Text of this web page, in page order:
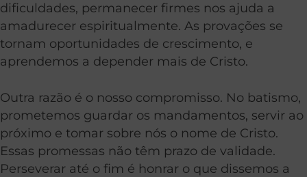
dificuldades, permanecer firmes nos ajuda a
amadurecer espiritualmente. As provações se
tornam oportunidades de crescimento, e
aprendemos a depender mais de Cristo.
Outra razão é o nosso compromisso. No batismo,
prometemos guardar os mandamentos, servir ao
próximo e tomar sobre nós o nome de Cristo.
Essas promessas não têm prazo de validade.
Perseverar até o fim é honrar o que dissemos a